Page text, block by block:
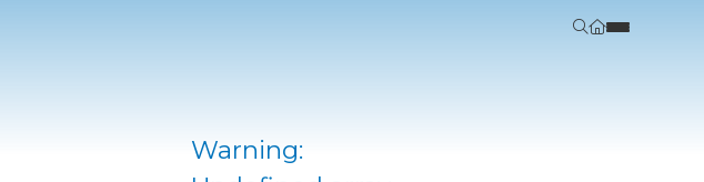
Warning: